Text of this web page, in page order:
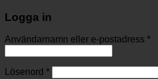
Logga in
Användarnamn eller e-postadress *
Lösenord *